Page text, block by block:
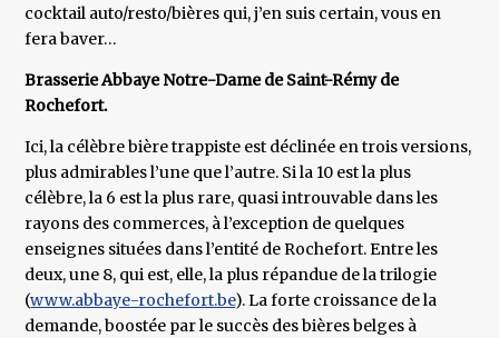
cocktail auto/resto/bières qui, j’en suis certain, vous en
fera baver…
Brasserie Abbaye Notre-Dame de Saint-Rémy de
Rochefort.
Ici, la célèbre bière trappiste est déclinée en trois versions,
plus admirables l’une que l’autre. Si la 10 est la plus
célèbre, la 6 est la plus rare, quasi introuvable dans les
rayons des commerces, à l’exception de quelques
enseignes situées dans l’entité de Rochefort. Entre les
deux, une 8, qui est, elle, la plus répandue de la trilogie
(www.abbaye-rochefort.be). La forte croissance de la
demande, boostée par le succès des bières belges à